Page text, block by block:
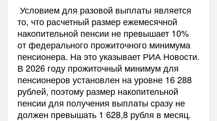
Условием для разовой выплаты является
то, что расчетный размер ежемесячной
накопительной пенсии не превышает 10%
от федерального прожиточного минимума
пенсионера. На это указывает РИА Новости.
В 2026 году прожиточный минимум для
пенсионеров установлен на уровне 16 288
рублей, поэтому размер накопительной
пенсии для получения выплаты сразу не
должен превышать 1 628,8 рубля в месяц.